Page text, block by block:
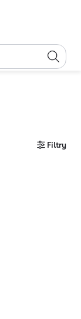
Filtry